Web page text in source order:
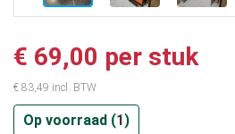
€ 69,00 per stuk
€ 83,49 incl. BTW
Op voorraad (1)